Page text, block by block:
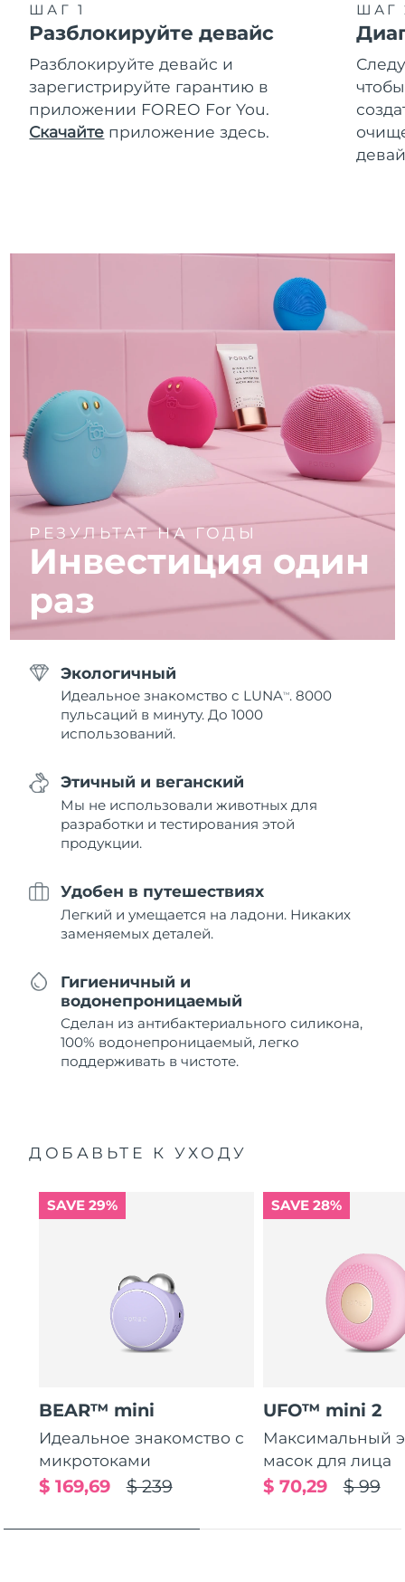
ШАГ 1
Разблокируйте девайс
Разблокируйте девайс и
зарегистрируйте гарантию в
приложении FOREO For You.
Скачайте приложение здесь.
ШАГ
РЕЗУЛЬТАТ НА ГОДЫ
Инвестиция один
раз
Экологичный
Идеальное знакомство с LUNATM . 8000
пульсаций в минуту. До 1000
использований.
Этичный и веганский
Мы не использовали животных для
разработки и тестирования этой
продукции.
Удобен в путешествиях
Легкий и умещается на ладони. Никаких
заменяемых деталей.
Гигиеничный и
водонепроницаемый
Сделан из антибактериального силикона,
100% водонепроницаемый, легко
поддерживать в чистоте.
ДОБАВЬТЕ К УХОДУ
SAVE 29%
BEAR™ mini
Идеальное знакомство с
микротоками
$ 239
$ 169,69
SAVE 28%
UFO™ mini 2
Максимальный
масок для лица
$ 99
$ 70,29